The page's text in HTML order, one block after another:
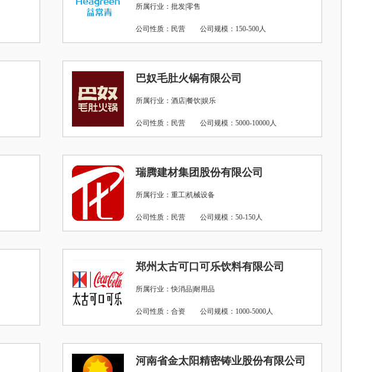
所属行业：批发|零售
公司性质：民营 公司规模：150-500人
巴奴毛肚火锅有限公司
所属行业：酒店|餐饮|娱乐
公司性质：民营 公司规模：5000-10000人
瑞腾建材集团股份有限公司
所属行业：重工|机械设备
公司性质：民营 公司规模：50-150人
郑州太古可口可乐饮料有限公司
所属行业：快消品|耐用品
公司性质：合资 公司规模：1000-5000人
河南省金太阳精密铸业股份有限公司